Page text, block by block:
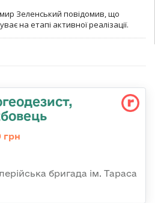
Зеленський повідомив, що
на етапі активної реалізації.
грн
бригада ім. Тараса